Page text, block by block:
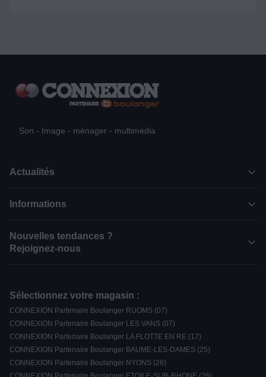
Son - Image - ménager - multimédia
Actualités
Informations
Nouvelles tendances ?
Rejoignez-nous
Sélectionnez votre magasin :
CONNEXION Partenaire Boulanger RUOMS (07)
CONNEXION Partenaire Boulanger LES VANS (07)
CONNEXION Partenaire Boulanger LA FLOTTE EN RE (17)
CONNEXION Partenaire Boulanger BAUME-LES-DAMES (25)
CONNEXION Partenaire Boulanger NYONS (26)